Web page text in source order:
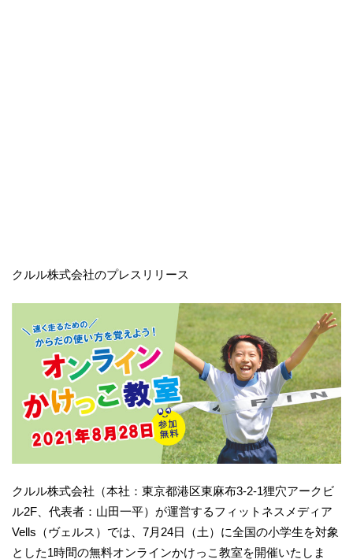
クルル株式会社のプレスリリース
クルル株式会社（本社：東京都港区東麻布3-2-1狸穴アークビ
ル2F、代表者：山田一平）が運営するフィットネスメディア
Vells（ヴェルス）では、7月24日（土）に全国の小学生を対象
とした1時間の無料オンラインかけっこ教室を開催いたしま